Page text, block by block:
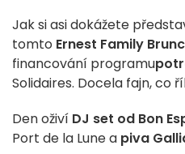
Jak si asi dokážete
tomto Ernest Family
financování programu
Solidaires. Docela fajn, co
Den oživí DJ set od Bon
Port de la Lune a piva